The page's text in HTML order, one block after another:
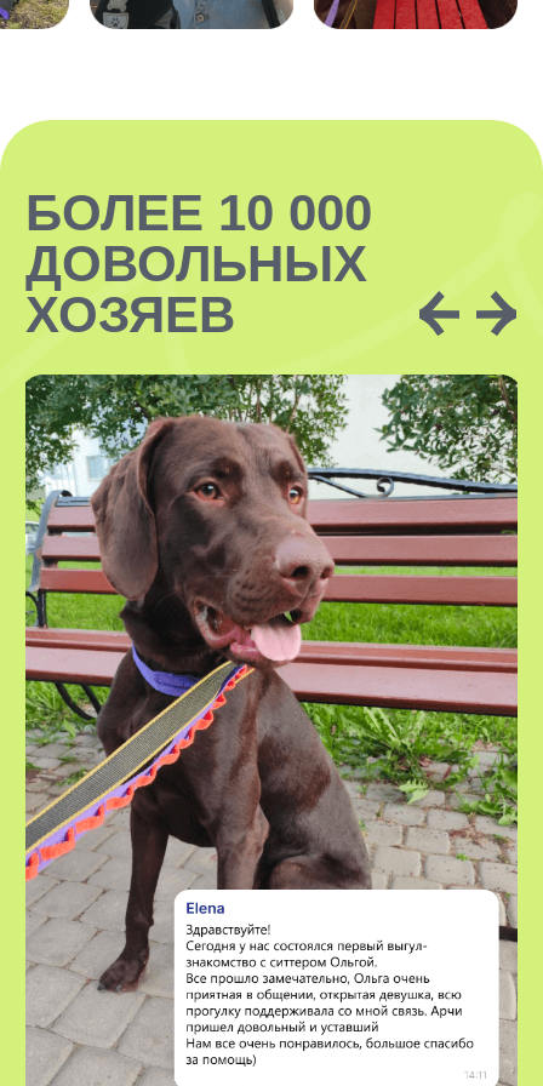
Сервис по выгулу и передержке
домашних животных
VOX • ВОКС